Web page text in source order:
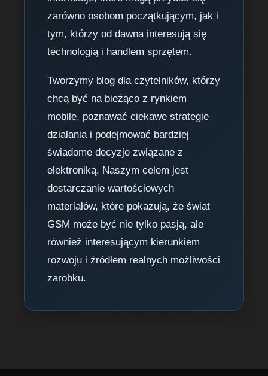
zarówno osobom początkującym, jak i
tym, którzy od dawna interesują się
technologią i handlem sprzętem.
Tworzymy blog dla czytelników, którzy
chcą być na bieżąco z rynkiem
mobile, poznawać ciekawe strategie
działania i podejmować bardziej
świadome decyzje związane z
elektroniką. Naszym celem jest
dostarczanie wartościowych
materiałów, które pokazują, że świat
GSM może być nie tylko pasją, ale
również interesującym kierunkiem
rozwoju i źródłem realnych możliwości
zarobku.